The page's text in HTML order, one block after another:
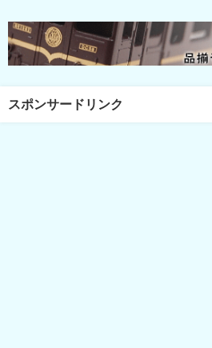
スポンサードリンク